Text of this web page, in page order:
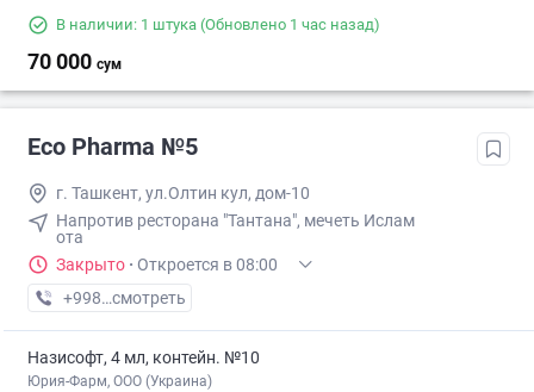
В наличии: 1 штука (Обновлено 1 час назад)
70 000 сум
Eco Pharma №5
г. Ташкент, ул.Олтин кул, дом-10
Напротив ресторана "Тантана", мечеть Ислам
ота
Закрыто · Откроется в 08:00
+998 (55) XXX-XX-XX
смотреть
Назисофт, 4 мл, контейн. №10
Юрия-Фарм, ООО (Украина)